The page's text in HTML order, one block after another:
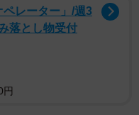
レーター」/週3
落とし物受付